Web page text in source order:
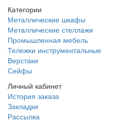
Категории
Металлические шкафы
Металлические стеллажи
Промышленная мебель
Тележки инструментальные
Верстаки
Сейфы
Личный кабинет
История заказа
Закладки
Рассылка